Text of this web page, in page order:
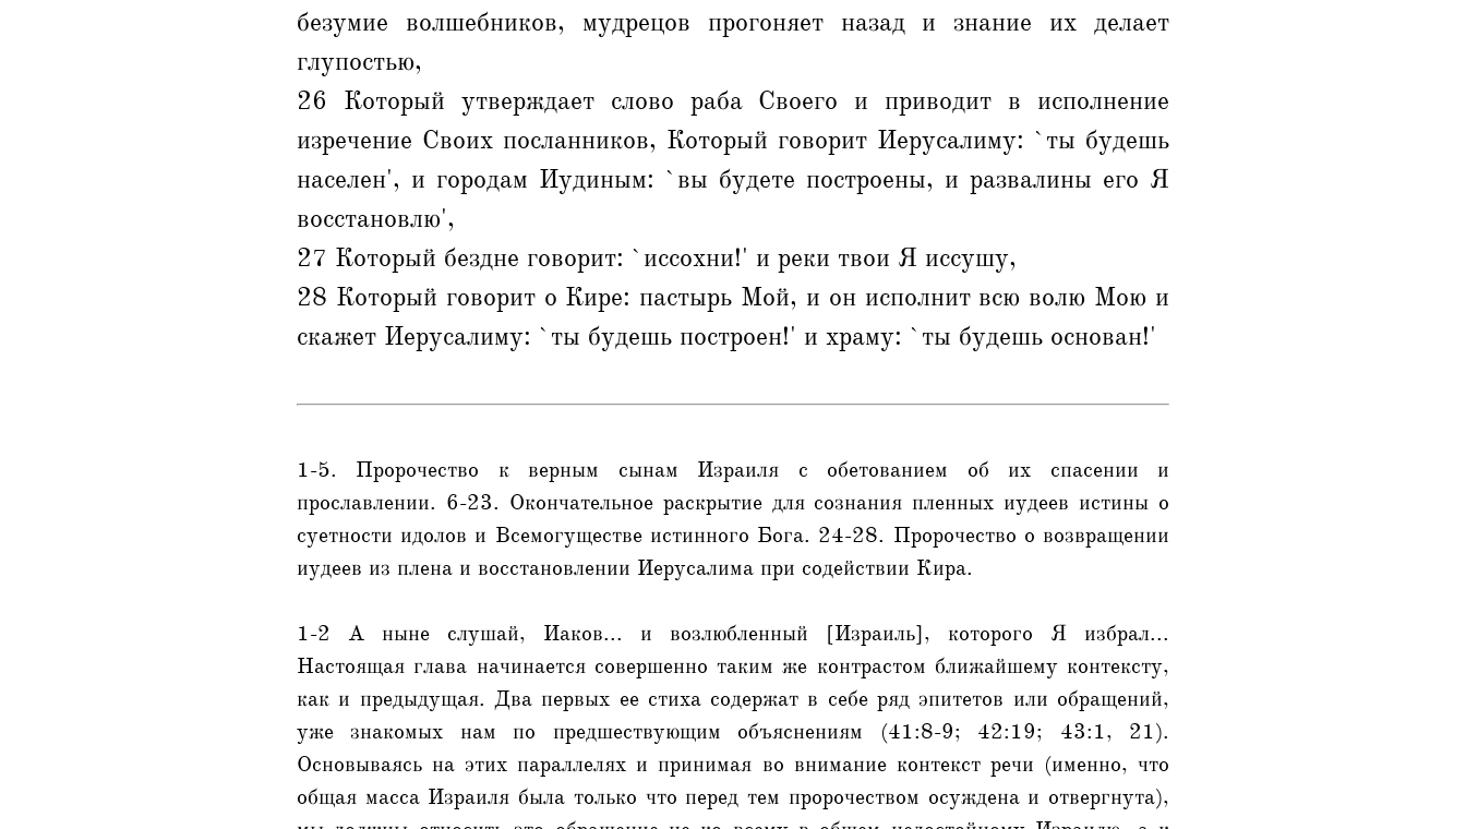
безумие волшебников, мудрецов прогоняет назад и знание их делает
глупостью,
26 Который утверждает слово раба Своего и приводит в исполнение
изречение Своих посланников, Который говорит Иерусалиму: `ты будешь
населен', и городам Иудиным: `вы будете построены, и развалины его Я
восстановлю',
27 Который бездне говорит: `иссохни!' и реки твои Я иссушу,
28 Который говорит о Кире: пастырь Мой, и он исполнит всю волю Мою и
скажет Иерусалиму: `ты будешь построен!' и храму: `ты будешь основан!'
1-5. Пророчество к верным сынам Израиля с обетованием об их спасении и
прославлении. 6-23. Окончательное раскрытие для сознания пленных иудеев истины о
суетности идолов и Всемогуществе истинного Бога. 24-28. Пророчество о возвращении
иудеев из плена и восстановлении Иерусалима при содействии Кира.
1-2 А ныне слушай, Иаков... и возлюбленный [Израиль], которого Я избрал...
Настоящая глава начинается совершенно таким же контрастом ближайшему контексту,
как и предыдущая. Два первых ее стиха содержат в себе ряд эпитетов или обращений,
уже знакомых нам по предшествующим объяснениям (41:8-9; 42:19; 43:1, 21).
Основываясь на этих параллелях и принимая во внимание контекст речи (именно, что
общая масса Израиля была только что перед тем пророчеством осуждена и отвергнута),